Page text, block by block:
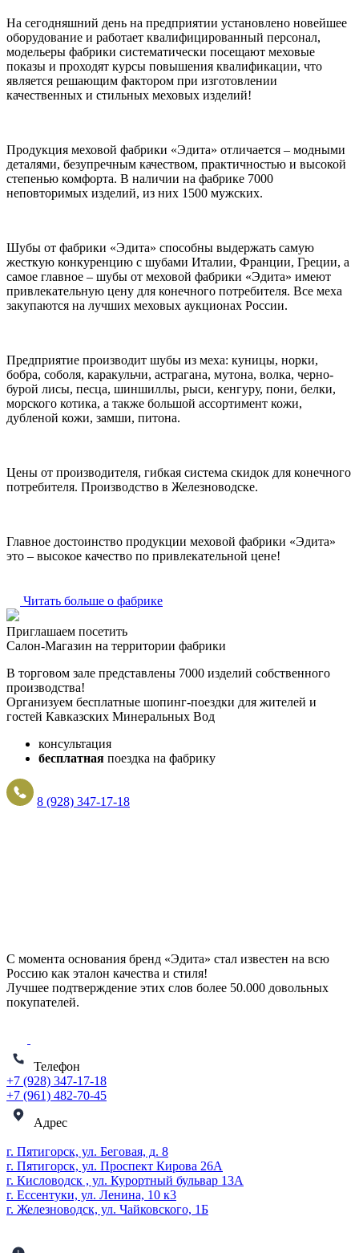
На сегодняшний день на предприятии установлено новейшее
оборудование и работает квалифицированный персонал,
модельеры фабрики систематически посещают меховые
показы и проходят курсы повышения квалификации, что
является решающим фактором при изготовлении
качественных и стильных меховых изделий!
Продукция меховой фабрики «Эдита» отличается – модными
деталями, безупречным качеством, практичностью и высокой
степенью комфорта. В наличии на фабрике 7000
неповторимых изделий, из них 1500 мужских.
Шубы от фабрики «Эдита» способны выдержать самую
жесткую конкуренцию с шубами Италии, Франции, Греции, а
самое главное – шубы от меховой фабрики «Эдита» имеют
привлекательную цену для конечного потребителя. Все меха
закупаются на лучших меховых аукционах России.
Предприятие производит шубы из меха: куницы, норки,
бобра, соболя, каракульчи, астрагана, мутона, волка, черно-
бурой лисы, песца, шиншиллы, рыси, кенгуру, пони, белки,
морского котика, а также большой ассортимент кожи,
дубленой кожи, замши, питона.
Цены от производителя, гибкая система скидок для конечного
потребителя. Производство в Железноводске.
Главное достоинство продукции меховой фабрики «Эдита»
это – высокое качество по привлекательной цене!
Читать больше о фабрике
Приглашаем посетить
Салон-Магазин на территории фабрики
В торговом зале представлены 7000 изделий собственного
производства!
Организуем бесплатные шопинг-поездки для жителей и
гостей Кавказских Минеральных Вод
консультация
бесплатная поездка на фабрику
8 (928) 347-17-18
С момента основания бренд «Эдита» стал известен на всю
Россию как эталон качества и стиля!
Лучшее подтверждение этих слов более 50.000 довольных
покупателей.
Телефон
+7 (928) 347-17-18
+7 (961) 482-70-45
Адрес
г. Пятигорск, ул. Беговая, д. 8
г. Пятигорск, ул. Проспект Кирова 26А
г. Кисловодск , ул. Курортный бульвар 13А
г. Ессентуки, ул. Ленина, 10 к3
г. Железноводск, ул. Чайковского, 1Б